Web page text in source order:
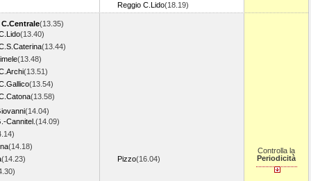
Reggio C.Lido(18.19)
(13.35)
(13.40)
(13.44)
(13.48)
(13.51)
(13.54)
(13.58)
(14.04)
Cannitel. (14.09)
(14.18)
(14.23)
Pizzo(16.04)
Controlla la
Periodicità